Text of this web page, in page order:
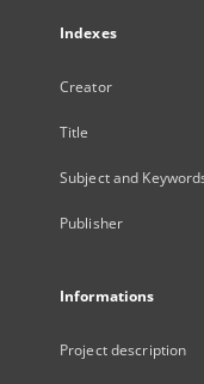
Indexes
Creator
Title
Subject and
Publisher
Informations
Project description